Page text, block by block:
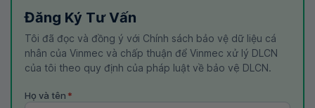
Đăng Ký Tư Vấn
Tôi đã đọc và đồng ý với Chính sách bảo vệ dữ liệu cá
nhân của Vinmec và chấp thuận để Vinmec xử lý DLCN
của tôi theo quy định của pháp luật về bảo vệ DLCN.
Họ và tên *